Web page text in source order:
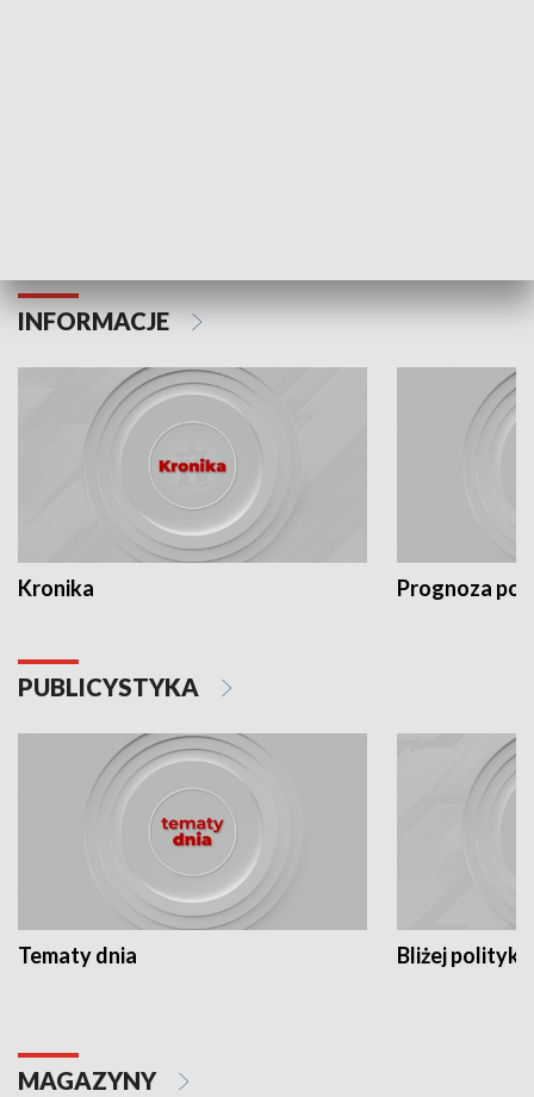
INFORMACJE
Kronika Prognoza
PUBLICYSTYKA
Tematy dnia Bliżej polityki
MAGAZYNY